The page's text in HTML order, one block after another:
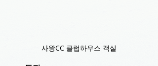
사왕CC 클럽하우스 객실